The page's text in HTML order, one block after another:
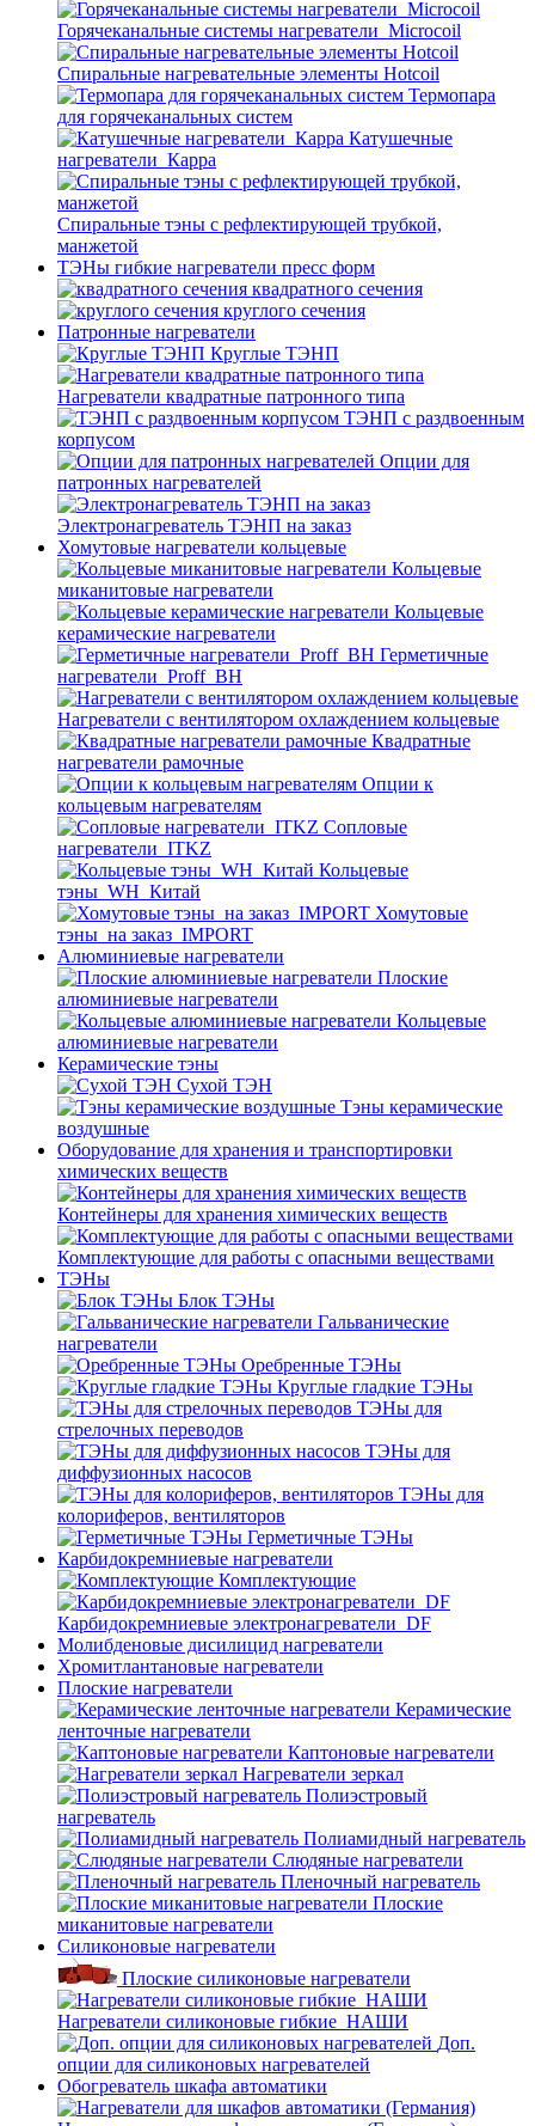
Горячеканальные системы нагреватели_Microcoil
Спиральные нагревательные элементы Hotcoil
Термопара
для горячеканальных систем
Катушечные
нагреватели_Карра
Спиральные тэны с рефлектирующей трубкой,
манжетой
ТЭНы гибкие нагреватели пресс форм
квадратного сечения
круглого сечения
Патронные нагреватели
Круглые ТЭНП
Нагреватели квадратные патронного типа
ТЭНП с раздвоенным
корпусом
Опции для
патронных нагревателей
Электронагреватель ТЭНП на заказ
Хомутовые нагреватели кольцевые
Кольцевые
миканитовые нагреватели
Кольцевые
керамические нагреватели
Герметичные
нагреватели_Proff_BH
Нагреватели с вентилятором охлаждением кольцевые
Квадратные
нагреватели рамочные
Опции к
кольцевым нагревателям
Cопловые
нагреватели_ITKZ
Кольцевые
тэны_WH_Китай
Хомутовые
тэны_на заказ_IMPORT
Алюминиевые нагреватели
Плоские
алюминиевые нагреватели
Кольцевые
алюминиевые нагреватели
Керамические тэны
Сухой ТЭН
Тэны керамические
воздушные
Оборудование для хранения и транспортировки
химических веществ
Контейнеры для хранения химических веществ
Комплектующие для работы с опасными веществами
ТЭНы
Блок ТЭНы
Гальванические
нагреватели
Оребренные ТЭНы
Круглые гладкие ТЭНы
ТЭНы для
стрелочных переводов
ТЭНы для
диффузионных насосов
ТЭНы для
колориферов, вентиляторов
Герметичные ТЭНы
Карбидокремниевые нагреватели
Комплектующие
Карбидокремниевые электронагреватели_DF
Молибденовые дисилицид нагреватели
Хромитлантановые нагреватели
Плоские нагреватели
Керамические
ленточные нагреватели
Каптоновые нагреватели
Нагреватели зеркал
Полиэстровый
нагреватель
Полиамидный нагреватель
Слюдяные нагреватели
Пленочный нагреватель
Плоские
миканитовые нагреватели
Силиконовые нагреватели
Плоские силиконовые нагреватели
Нагреватели силиконовые гибкие_НАШИ
Доп.
опции для силиконовых нагревателей
Обогреватель шкафа автоматики